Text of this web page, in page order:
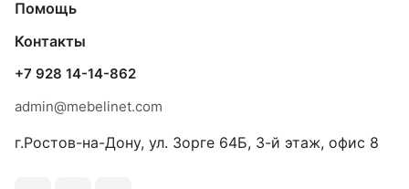
Помощь
Контакты
+7 928 14-14-862
admin@mebelinet.com
г.Ростов-на-Дону, ул. Зорге 64Б, 3-й этаж, офис 8